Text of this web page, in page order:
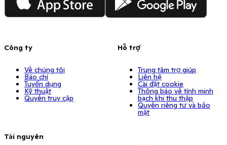
Công ty
Về chúng tôi
Báo chí
Tuyển dụng
Kỹ thuật
Quyền truy cập
Tài nguyên
Hỗ trợ
Trung tâm trợ giúp
Liên hệ
Cài đặt cookie
Thông báo về tính minh
bạch khi thu thập
Quyền riêng tư và bảo
mật